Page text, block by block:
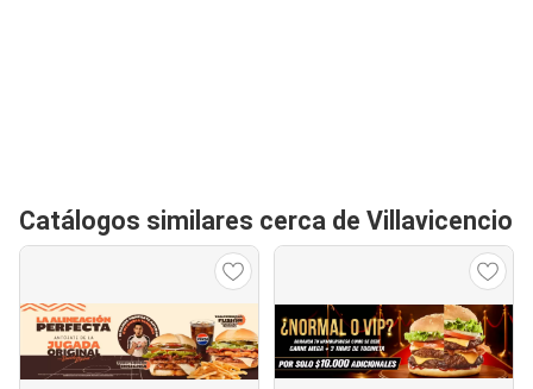
Catálogos similares cerca de Villavicencio